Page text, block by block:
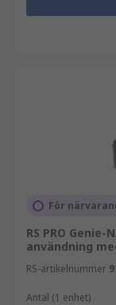
För
RS PRO
användning
RS-artikelnummer
Antal (1 enhet)